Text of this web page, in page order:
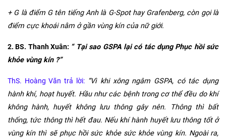
+ G là điểm G tên tiếng Anh là G-Spot hay Grafenberg, còn gọi là
điểm cực khoái nằm ở gần vùng kín của nữ giới.
2. BS. Thanh Xuân: “ Tại sao GSPA lại có tác dụng Phục hồi sức
khỏe vùng kín ?”
ThS. Hoàng Văn trả lời:“Vì khi xông ngâm GSPA, có tác dụng
hành khí, hoạt huyết. Hầu như các bệnh trong cơ thể đều do khí
không hành, huyết không lưu thông gây nên. Thông thì bất
thống, tức thông thì hết đau. Nếu khí hành huyết lưu thông tốt ở
vùng kín thì sẽ phục hồi sức khỏe sức khỏe vùng kín. Ngoài ra,